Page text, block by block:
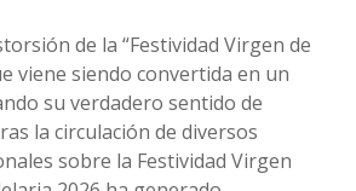
de la “Festividad Virgen de
viene siendo convertida en un
su verdadero sentido de
la circulación de diversos
sobre la Festividad Virgen